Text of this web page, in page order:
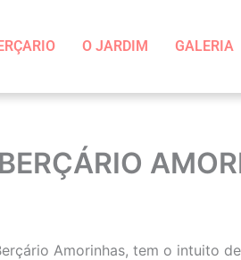
O JARDIM GALERIA
Amorinhas, tem o intuito